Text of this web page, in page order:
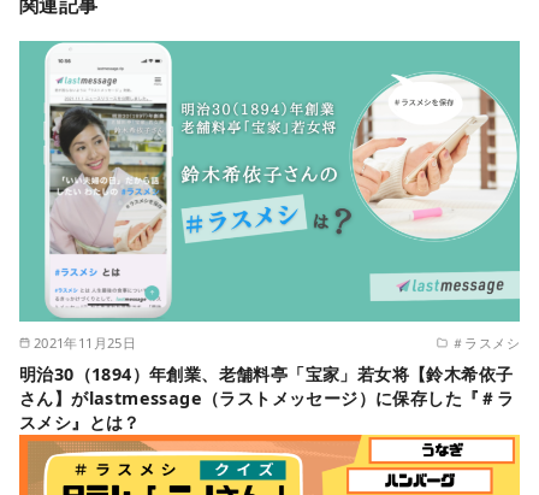
2021年11月25日 ＃ラスメシ
明治30（1894）年創業、老舗料亭「宝家」若女将【鈴木希依子
さん】がlastmessage（ラストメッセージ）に保存した『＃ラ
スメシ』とは？